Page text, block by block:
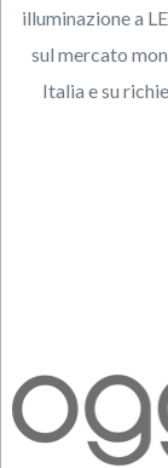
illuminazione a
sul mercato
Italia e su